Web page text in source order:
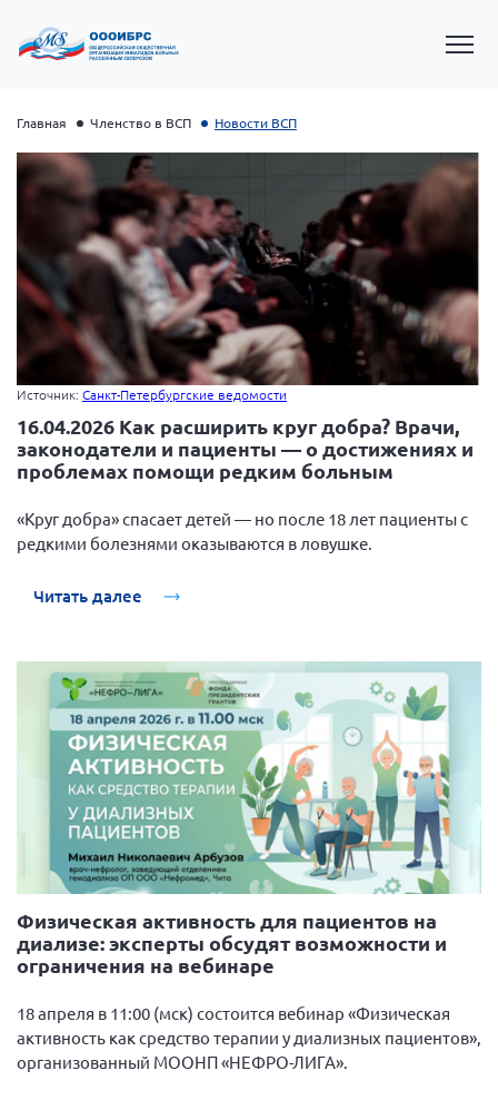
Президент Власов Я.В.
Первый вице-президент Кичигина Н. Ф.
Генеральный директор Матвиевская О.В.
Вице-президент Зрячева Н.В.
Вице-президент Шишлянников Ф.В.
Информационная служба
Вице-президент Чернова А.В.
Вице-президент Цикорин И.В.
Вице-президент Груба Л.В.
Главный бухгалтер Жаворонкова Г.М.
Конференция ОООИБРС 2026
Конференция ОООИБРС 2025
Экспертный совет ОООИБРС 2025
Конференция ОООИБРС 2024
Конференция ОООИБРС 2023
Конференция ОООИБРС 2022
Конференция ОООИБРС 2021
Главная Членство в ВСП Новости ВСП
Источник: Санкт-Петербургские ведомости
16.04.2026 Как расширить круг добра? Врачи,
законодатели и пациенты — о достижениях и
проблемах помощи редким больным
«Круг добра» спасает детей — но после 18 лет пациенты с
редкими болезнями оказываются в ловушке.
Читать далее
Физическая активность для пациентов на
диализе: эксперты обсудят возможности и
ограничения на вебинаре
18 апреля в 11:00 (мск) состоится вебинар «Физическая
активность как средство терапии у диализных пациентов»,
организованный МООНП «НЕФРО-ЛИГА».